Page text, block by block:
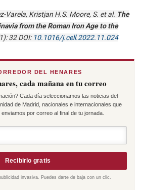
Varela, Kristjan H.S. Moore, S. et al. The
from the Roman Iron Age to the
32 DOI: 10.1016/j.cell.2022.11.024
DEL HENARES
cada mañana en tu correo
Cada día seleccionamos las noticias del
de Madrid, nacionales e internacionales que
por correo al final de tu jornada.
Recibirlo gratis
invasiva. Puedes darte de baja con un clic.